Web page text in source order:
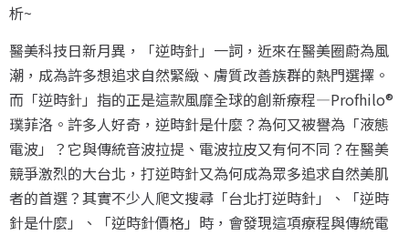
析~
醫美科技日新月異，「逆時針」一詞，近來在醫美圈蔚為風
潮，成為許多想追求自然緊緻、膚質改善族群的熱門選擇。
而「逆時針」指的正是這款風靡全球的創新療程—Profhilo®
璞菲洛。許多人好奇，逆時針是什麼？為何又被譽為「液態
電波」？它與傳統音波拉提、電波拉皮又有何不同？在醫美
競爭激烈的大台北，打逆時針又為何成為眾多追求自然美肌
者的首選？其實不少人爬文搜尋「台北打逆時針」、「逆時
針是什麼」、「逆時針價格」時，會發現這項療程與傳統電